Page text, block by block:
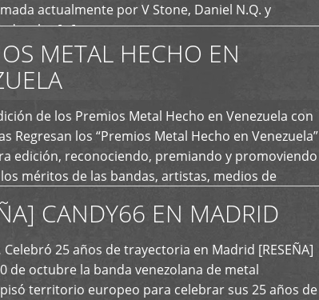
actualmente por V Stone, Daniel N.Q. y
a las […]
METAL HECHO EN
de los Premios Metal Hecho en Venezuela con
Regresan los “Premios Metal Hecho en Venezuela”
edición, reconociendo, premiando y promoviendo
méritos de las bandas, artistas, medios de
tendencias del metal y […]
CANDY66 EN MADRID
Celebró 25 años de trayectoria en Madrid [RESEÑA]
de octubre la banda venezolana de metal
territorio europeo para celebrar sus 25 años de